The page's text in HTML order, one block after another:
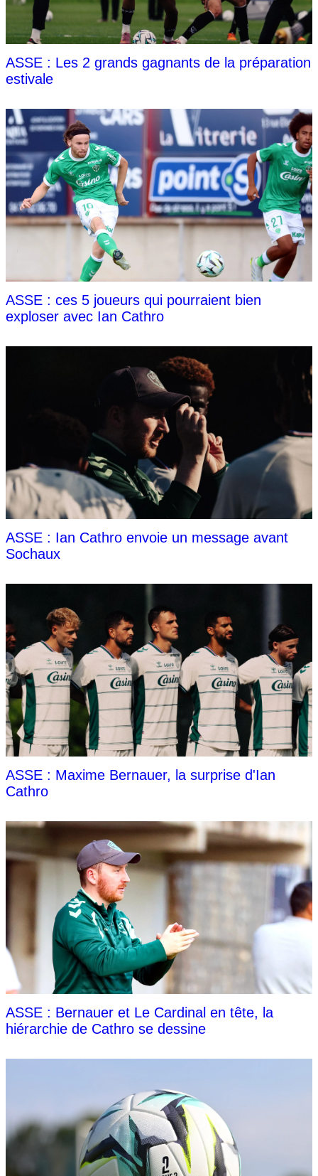
ASSE : Les 2 grands gagnants de la préparation
estivale
ASSE : ces 5 joueurs qui pourraient bien
exploser avec Ian Cathro
ASSE : Ian Cathro envoie un message avant
Sochaux
ASSE : Maxime Bernauer, la surprise d'Ian
Cathro
ASSE : Bernauer et Le Cardinal en tête, la
hiérarchie de Cathro se dessine